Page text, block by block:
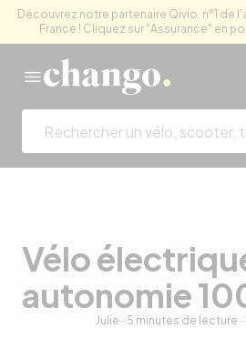
Découvrez notre partenaire Qivio, n°1 de
France ! Cliquez sur "Assurance" en
Vélo
autonomie
Julie 5 minutes de lecture